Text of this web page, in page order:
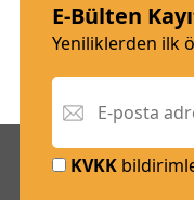
E-Bülten
Yeniliklerden ilk
KVKK